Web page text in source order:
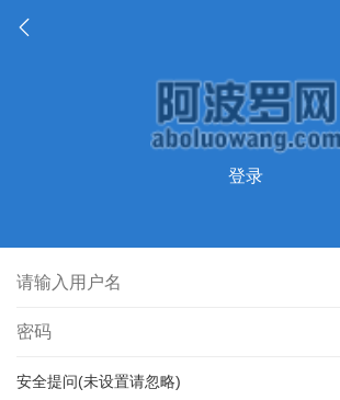
登录
安全提问(未设置请忽略)